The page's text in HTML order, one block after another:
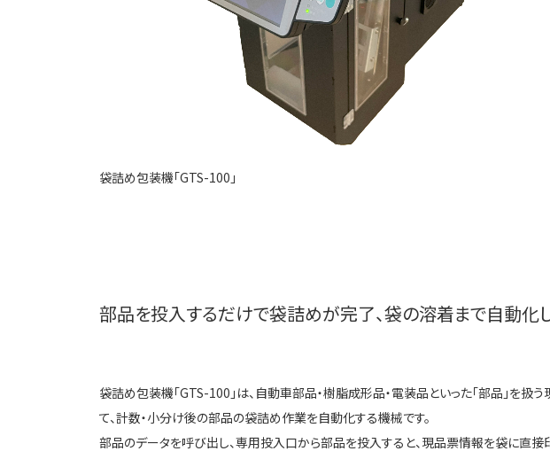
袋詰め包装機「GTS-100」
部品を投入するだけで袋詰めが完了、袋の溶着まで自動化
袋詰め包装機「GTS-100」は、自動車部品・樹脂成形品・電装品といった「部品」を扱
て、計数・小分け後の部品の袋詰め作業を自動化する機械です。
部品のデータを呼び出し、専用投入口から部品を投入すると、現品票情報を袋に直接